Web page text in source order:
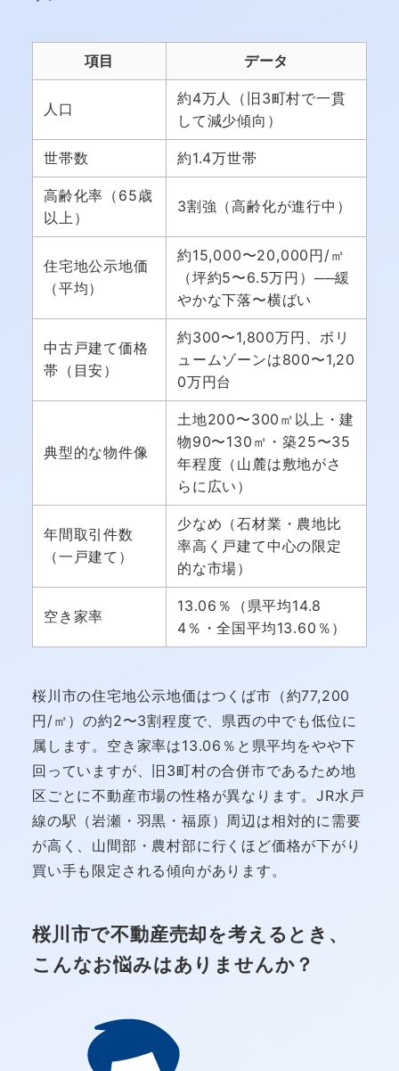
項目 データ
人口
約4万人（旧3町村で一貫
して減少傾向）
世帯数 約1.4万世帯
高齢化率（65歳
以上）
3割強（高齢化が進行中）
住宅地公示地価
（平均）
約15,000〜20,000円/㎡
（坪約5〜6.5万円）──緩
やかな下落〜横ばい
中古戸建て価格
帯（目安）
約300〜1,800万円、ボリ
ュームゾーンは800〜1,20
0万円台
典型的な物件像
土地200〜300㎡以上・建
物90〜130㎡・築25〜35
年程度（山麓は敷地がさ
らに広い）
年間取引件数
（一戸建て）
少なめ（石材業・農地比
率高く戸建て中心の限定
的な市場）
空き家率
13.06％（県平均14.8
4％・全国平均13.60％）
桜川市の住宅地公示地価はつくば市（約77,200
円/㎡）の約2〜3割程度で、県西の中でも低位に
属します。空き家率は13.06％と県平均をやや下
回っていますが、旧3町村の合併市であるため地
区ごとに不動産市場の性格が異なります。JR水戸
線の駅（岩瀬・羽黒・福原）周辺は相対的に需要
が高く、山間部・農村部に行くほど価格が下がり
買い手も限定される傾向があります。
桜川市で不動産売却を考えるとき、
こんなお悩みはありませんか？